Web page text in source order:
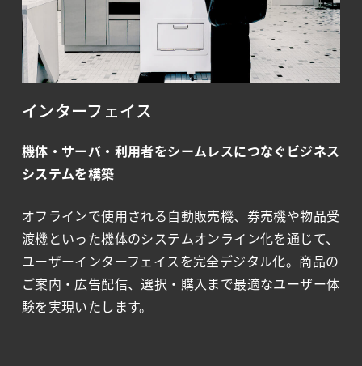
インターフェイス​
機体・サーバ・利用者をシームレスにつなぐビジネス
システムを構築
オフラインで使用される自動販売機、券売機や物品受
渡機といった機体のシステムオンライン化を通じて、
ユーザーインターフェイスを完全デジタル化。商品の
ご案内・広告配信、選択・購入まで最適なユーザー体
験を実現いたします。